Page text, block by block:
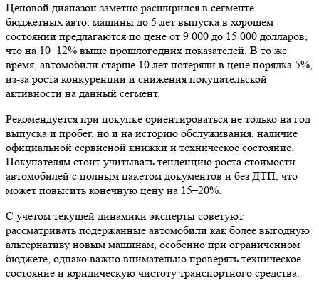
Ценовой диапазон заметно расширился в сегменте
бюджетных авто: машины до 5 лет выпуска в хорошем
состоянии предлагаются по цене от 9 000 до 15 000 долларов,
что на 10–12% выше прошлогодних показателей. В то же
время, автомобили старше 10 лет потеряли в цене порядка 5%,
из-за роста конкуренции и снижения покупательской
активности на данный сегмент.
Рекомендуется при покупке ориентироваться не только на год
выпуска и пробег, но и на историю обслуживания, наличие
официальной сервисной книжки и техническое состояние.
Покупателям стоит учитывать тенденцию роста стоимости
автомобилей с полным пакетом документов и без ДТП, что
может повысить конечную цену на 15–20%.
С учетом текущей динамики эксперты советуют
рассматривать подержанные автомобили как более выгодную
альтернативу новым машинам, особенно при ограниченном
бюджете, однако важно внимательно проверять техническое
состояние и юридическую чистоту транспортного средства.